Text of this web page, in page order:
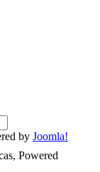
by Joomla!
Powered